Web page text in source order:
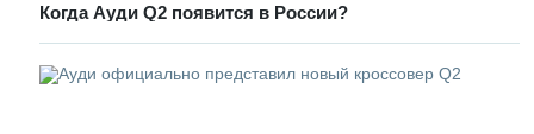
Когда Ауди Q2 появится в России?